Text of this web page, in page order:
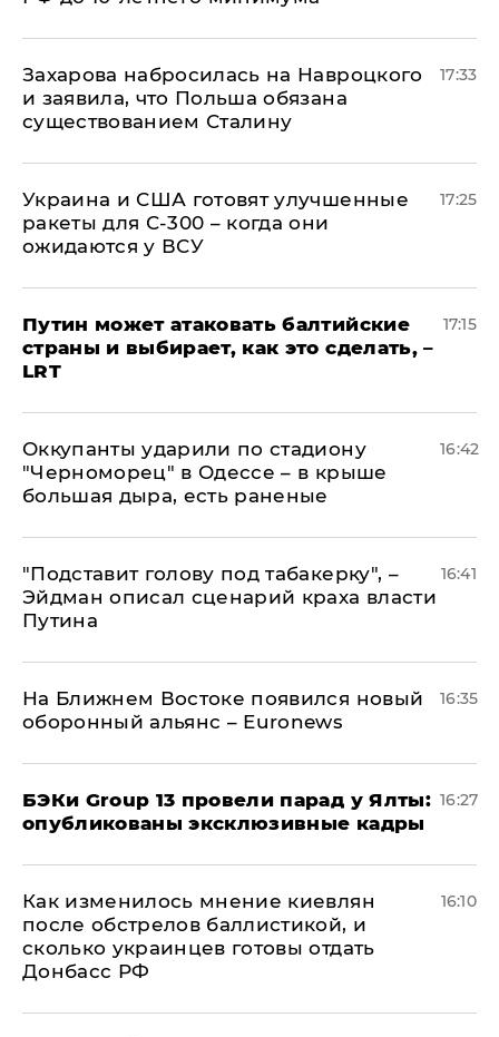
​Захарова набросилась на Навроцкого
и заявила, что Польша обязана
существованием Сталину
17:33
Украина и США готовят улучшенные
ракеты для С-300 – когда они
ожидаются у ВСУ
17:25
Путин может атаковать балтийские
страны и выбирает, как это сделать, –
LRT
17:15
Оккупанты ударили по стадиону
"Черноморец" в Одессе – в крыше
большая дыра, есть раненые
16:42
​"Подставит голову под табакерку", –
Эйдман описал сценарий краха власти
Путина
16:41
На Ближнем Востоке появился новый
оборонный альянс – Euronews
16:35
​БЭКи Group 13 провели парад у Ялты:
опубликованы эксклюзивные кадры
16:27
Как изменилось мнение киевлян
после обстрелов баллистикой, и
сколько украинцев готовы отдать
Донбасс РФ
16:10